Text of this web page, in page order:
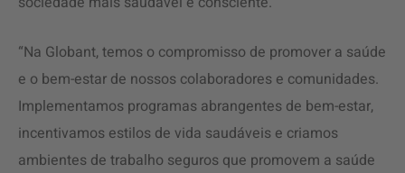
“Na Globant, temos o compromisso de promover a saúde
e o bem-estar de nossos colaboradores e comunidades.
Implementamos programas abrangentes de bem-estar,
incentivamos estilos de vida saudáveis e criamos
ambientes de trabalho seguros que promovem a saúde